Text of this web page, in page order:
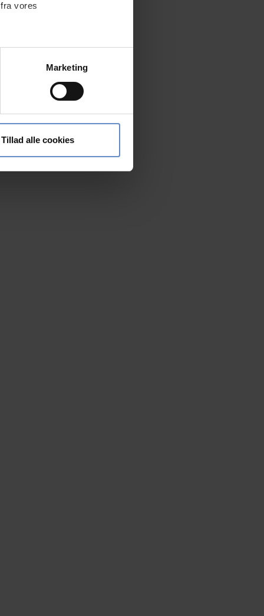
vores
og til at analysere
for sociale medier,
Marketing
Tillad alle cookies